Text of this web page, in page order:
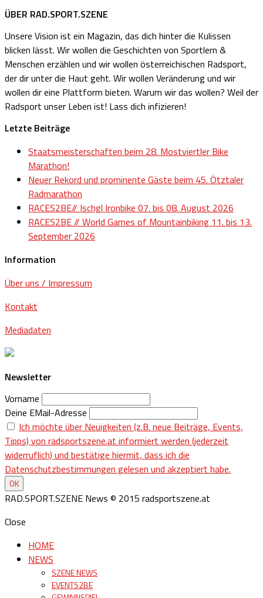
ÜBER RAD.SPORT.SZENE
Unsere Vision ist ein Magazin, das dich hinter die Kulissen
blicken lässt. Wir wollen die Geschichten von Sportlern &
Menschen erzählen und wir wollen österreichischen Radsport,
der dir unter die Haut geht. Wir wollen Veränderung und wir
wollen dir eine Plattform bieten. Warum wir das wollen? Weil der
Radsport unser Leben ist! Lass dich infizieren!
Letzte Beiträge
Staatsmeisterschaften beim 28. Mostviertler Bike
Marathon!
Neuer Rekord und prominente Gäste beim 45. Ötztaler
Radmarathon
RACES2BE// Ischgl Ironbike 07. bis 08. August 2026
RACES2BE // World Games of Mountainbiking 11. bis 13.
September 2026
Information
Über uns / Impressum
Kontakt
Mediadaten
Newsletter
Vorname
Deine EMail-Adresse
Ich möchte über Neuigkeiten (z.B. neue Beiträge, Events,
Tipps) von radsportszene.at informiert werden (jederzeit
widerruflich) und bestätige hiermit, dass ich die
Datenschutzbestimmungen gelesen und akzeptiert habe.
RAD.SPORT.SZENE News © 2015 radsportszene.at
Close
HOME
NEWS
SZENE NEWS
EVENTS2BE